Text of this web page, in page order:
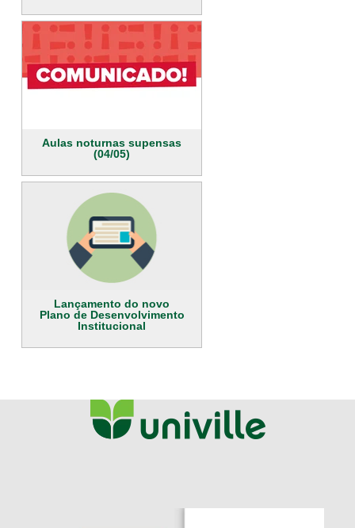
Aulas noturnas supensas
(04/05)
Lançamento do novo
Plano de Desenvolvimento
Institucional